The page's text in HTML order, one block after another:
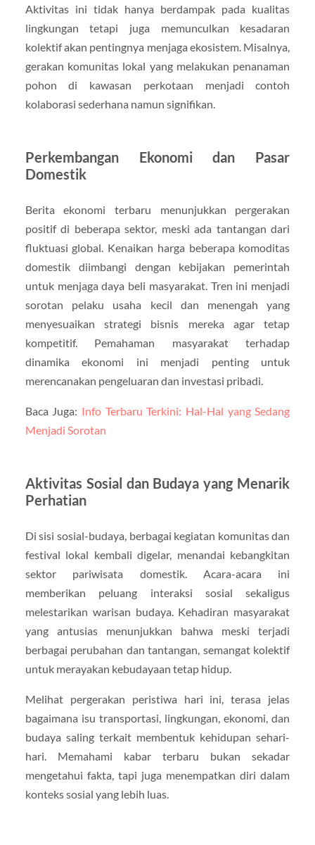
Aktivitas ini tidak hanya berdampak pada kualitas
lingkungan tetapi juga memunculkan kesadaran
kolektif akan pentingnya menjaga ekosistem. Misalnya,
gerakan komunitas lokal yang melakukan penanaman
pohon di kawasan perkotaan menjadi contoh
kolaborasi sederhana namun signifikan.
Perkembangan Ekonomi dan Pasar
Domestik
Berita ekonomi terbaru menunjukkan pergerakan
positif di beberapa sektor, meski ada tantangan dari
fluktuasi global. Kenaikan harga beberapa komoditas
domestik diimbangi dengan kebijakan pemerintah
untuk menjaga daya beli masyarakat. Tren ini menjadi
sorotan pelaku usaha kecil dan menengah yang
menyesuaikan strategi bisnis mereka agar tetap
kompetitif. Pemahaman masyarakat terhadap
dinamika ekonomi ini menjadi penting untuk
merencanakan pengeluaran dan investasi pribadi.
Baca Juga: Info Terbaru Terkini: Hal-Hal yang Sedang
Menjadi Sorotan
Aktivitas Sosial dan Budaya yang Menarik
Perhatian
Di sisi sosial-budaya, berbagai kegiatan komunitas dan
festival lokal kembali digelar, menandai kebangkitan
sektor pariwisata domestik. Acara-acara ini
memberikan peluang interaksi sosial sekaligus
melestarikan warisan budaya. Kehadiran masyarakat
yang antusias menunjukkan bahwa meski terjadi
berbagai perubahan dan tantangan, semangat kolektif
untuk merayakan kebudayaan tetap hidup.
Melihat pergerakan peristiwa hari ini, terasa jelas
bagaimana isu transportasi, lingkungan, ekonomi, dan
budaya saling terkait membentuk kehidupan sehari-
hari. Memahami kabar terbaru bukan sekadar
mengetahui fakta, tapi juga menempatkan diri dalam
konteks sosial yang lebih luas.